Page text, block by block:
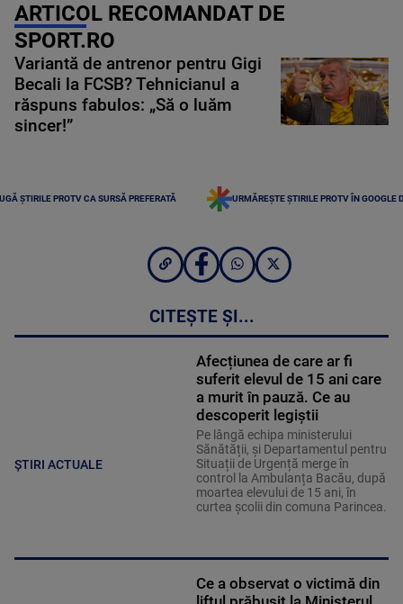
ARTICOL RECOMANDAT DE
SPORT.RO
Variantă de antrenor pentru Gigi
Becali la FCSB? Tehnicianul a
răspuns fabulos: „Să o luăm
sincer!”
ȘTIRILE PROTV CA SURSĂ PREFERATĂ URMĂREȘTE ȘTIRILE PROTV ÎN GOOGLE
CITEȘTE ȘI...
ȘTIRI ACTUALE
Afecțiunea de care ar fi
suferit elevul de 15 ani care
a murit în pauză. Ce au
descoperit legiștii
Pe lângă echipa ministerului
Sănătății, și Departamentul pentru
Situații de Urgență merge în
control la Ambulanța Bacău, după
moartea elevului de 15 ani, în
curtea școlii din comuna Parincea.
Ce a observat o victimă din